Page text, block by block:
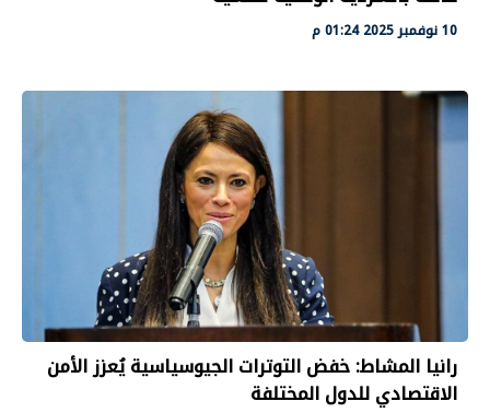
10 نوفمبر 2025 01:24 م
رانيا المشاط: خفض التوترات الجيوسياسية يُعزز الأمن
الاقتصادي للدول المختلفة